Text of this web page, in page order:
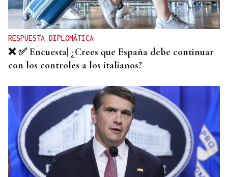
RESPUESTA DIPLOMÁTICA
❌ ✅ Encuesta| ¿Crees que España debe continuar
con los controles a los italianos?